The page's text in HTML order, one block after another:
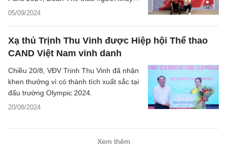
05/09/2024
tật Việt Nam đã thưởng nóng cho VĐV
Xạ thủ Trịnh Thu Vinh được Hiệp hội Thể thao
CAND Việt Nam vinh danh
20/08/2024
Chiều 20/8, VĐV Trịnh Thu Vinh đã nhận
khen thưởng vì có thành tích xuất sắc tại
đấu trường Olympic 2024.
Xem thêm